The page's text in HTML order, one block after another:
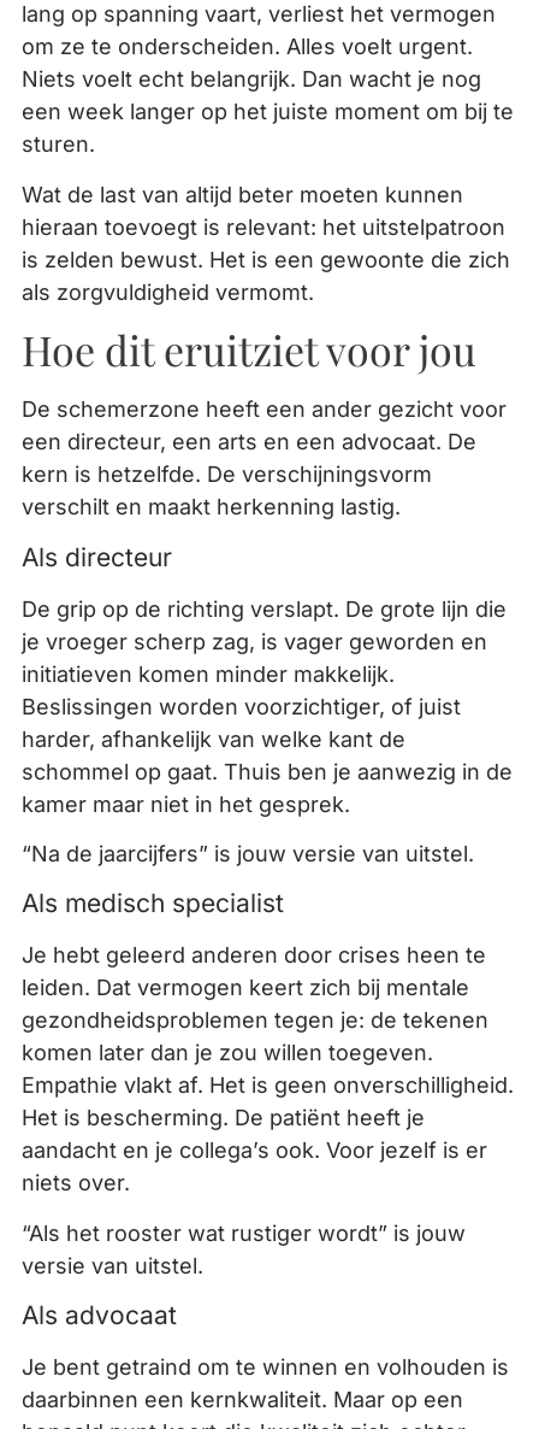
lang op spanning vaart, verliest het vermogen
om ze te onderscheiden. Alles voelt urgent.
Niets voelt echt belangrijk. Dan wacht je nog
een week langer op het juiste moment om bij te
sturen.
Wat de last van altijd beter moeten kunnen
hieraan toevoegt is relevant: het uitstelpatroon
is zelden bewust. Het is een gewoonte die zich
als zorgvuldigheid vermomt.
Hoe dit eruitziet voor jou
De schemerzone heeft een ander gezicht voor
een directeur, een arts en een advocaat. De
kern is hetzelfde. De verschijningsvorm
verschilt en maakt herkenning lastig.
Als directeur
De grip op de richting verslapt. De grote lijn die
je vroeger scherp zag, is vager geworden en
initiatieven komen minder makkelijk.
Beslissingen worden voorzichtiger, of juist
harder, afhankelijk van welke kant de
schommel op gaat. Thuis ben je aanwezig in de
kamer maar niet in het gesprek.
“Na de jaarcijfers” is jouw versie van uitstel.
Als medisch specialist
Je hebt geleerd anderen door crises heen te
leiden. Dat vermogen keert zich bij mentale
gezondheidsproblemen tegen je: de tekenen
komen later dan je zou willen toegeven.
Empathie vlakt af. Het is geen onverschilligheid.
Het is bescherming. De patiënt heeft je
aandacht en je collega’s ook. Voor jezelf is er
niets over.
“Als het rooster wat rustiger wordt” is jouw
versie van uitstel.
Als advocaat
Je bent getraind om te winnen en volhouden is
daarbinnen een kernkwaliteit. Maar op een